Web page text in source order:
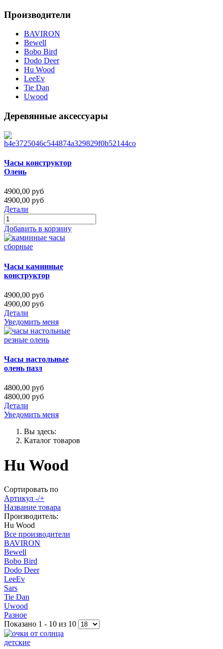
Производители
BAVIRON
Bewell
Bobo Bird
Dodo Deer
Hu Wood
LeeEv
Tie Dan
Uwood
Деревянные аксессуары
Часы конструктор
Олень
4900,00 руб
4900,00 руб
Детали
Добавить в корзину
Часы каминные
конструктор
4900,00 руб
4900,00 руб
Детали
Уведомить меня
Часы настольные
олень пазл
4800,00 руб
4800,00 руб
Детали
Уведомить меня
Вы здесь:
Каталог товаров
Hu Wood
Сортировать по
Артикул -/+
Название товара
Производитель:
Hu Wood
Все производители
BAVIRON
Bewell
Bobo Bird
Dodo Deer
LeeEv
Sars
Tie Dan
Uwood
Разное
Показано 1 - 10 из 10